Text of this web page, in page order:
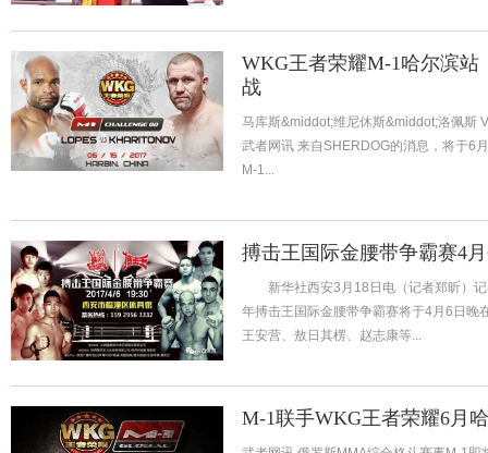
WKG王者荣耀M-1哈尔滨站
战
马库斯&middot;维尼休斯&middot;洛佩斯
武者网讯 来自SHERDOG的消息，将于6
M-1...
搏击王国际金腰带争霸赛4
新华社西安3月18日电（记者郑昕）记
年搏击王国际金腰带争霸赛将于4月6日晚
王安营、敖日其楞、赵志康等...
M-1联手WKG王者荣耀6月